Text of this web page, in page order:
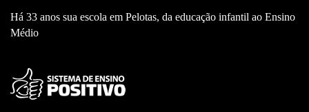
Há 33 anos sua escola em Pelotas, da educação infantil ao Ensino
Médio